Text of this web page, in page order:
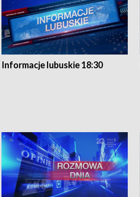
Informacje lubuskie 18:30